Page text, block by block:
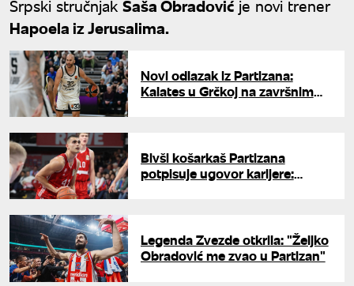
Srpski stručnjak Saša Obradović je novi trener
Hapoela iz Jerusalima.
Novi odlazak iz Partizana:
Kalates u Grčkoj na završnim
Bivši košarkaš Partizana
potpisuje ugovor karijere:
Legenda Zvezde otkrila: "Željko
Obradović me zvao u Partizan"